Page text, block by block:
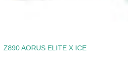
Z890 AORUS ELITE X ICE